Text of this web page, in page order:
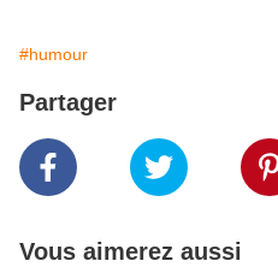
#humour
Partager
Vous aimerez aussi